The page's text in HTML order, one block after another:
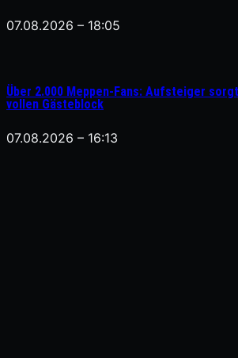
07.08.2026 – 18:05
Über 2.000 Meppen-Fans: Aufsteiger
vollen Gästeblock
07.08.2026 – 16:13